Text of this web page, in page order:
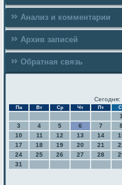
Анализ и комментарии
Архив записей
Обратная связь
Сегодня:
Пн Вт Ср Чт Пт
1
3
4 5 6 7 8
10
11 12 13 14
17
18 19 20 21
24
25 26 27 28
31